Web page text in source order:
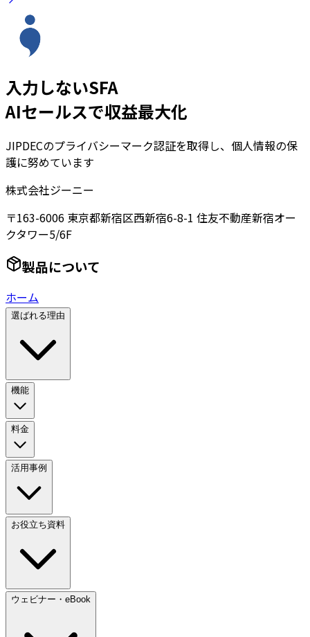
入力しないSFA
AIセールスで収益最大化
JIPDECのプライバシーマーク認証を取得し、個人情報の保
護に努めています
株式会社ジーニー
〒163-6006 東京都新宿区西新宿6-8-1 住友不動産新宿オー
クタワー5/6F
製品について
ホーム
選ばれる理由
機能
料金
活用事例
お役立ち資料
ウェビナー・eBook